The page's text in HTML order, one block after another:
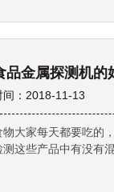
品金属探测机的
间：2018-11-13
物大家每天都要吃的
测这些产品中有没有